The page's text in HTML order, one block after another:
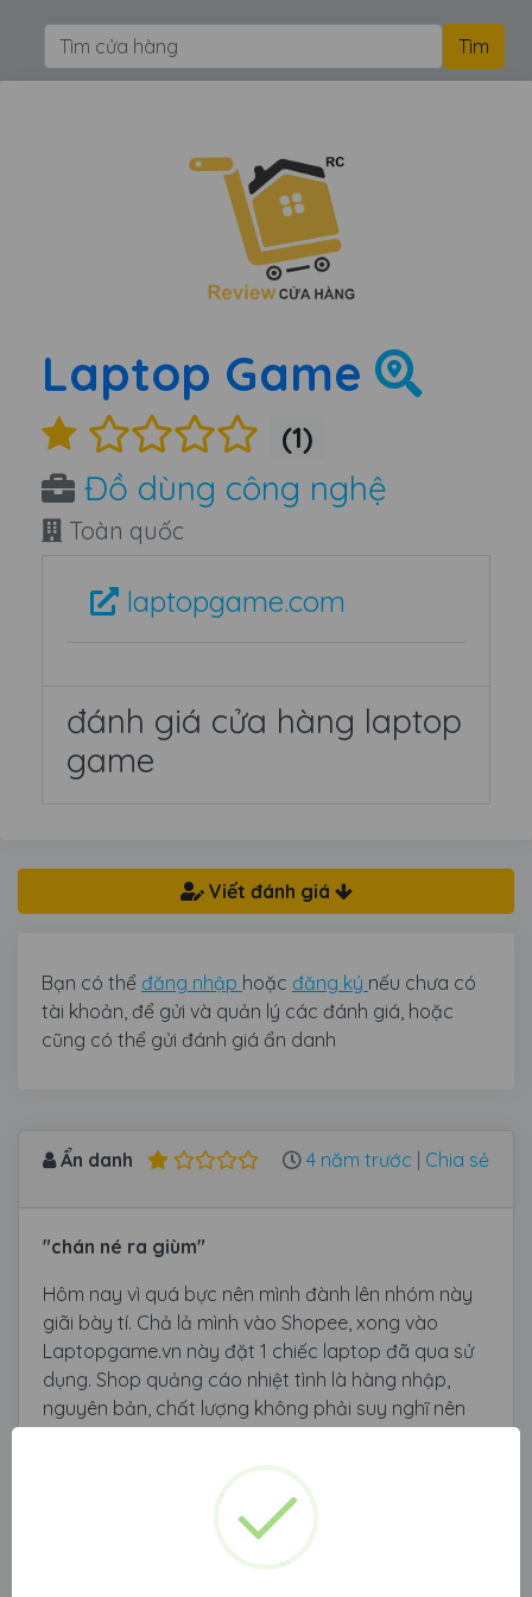
Laptop Game
(1)
Đồ dùng công nghệ
Toàn quốc
laptopgame.com
đánh giá cửa hàng laptop
game
Viết đánh giá
Bạn có thể đăng nhập hoặc đăng ký nếu chưa có
tài khoản, để gửi và quản lý các đánh giá, hoặc
cũng có thể gửi đánh giá ẩn danh
Ẩn danh 4 năm trước Chia sẻ
"chán né ra giùm"
Hôm nay vì quá bực nên mình đành lên nhóm này
giãi bày tí. Chả lả mình vào Shopee, xong vào
Laptopgame.vn này đặt 1 chiếc laptop đã qua sử
dụng. Shop quảng cáo nhiệt tình là hàng nhập,
nguyên bản, chất lượng không phải suy nghĩ nên
được hàng, nhưng khi nhấn phím quá dít(chính xác
là hàng dựng, quá lởm không sử dụng được nên
liên lạc shop, các thêm tiền, thuê người qua lấy lại
chiếc Dell E7440. Nhưng than ôi, hết bảo hành thì